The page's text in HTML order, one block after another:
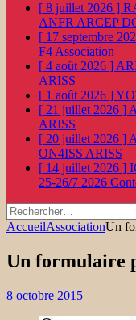
[ 8 juillet 2026 ]
ANFR ARCEP
[ 17 septembre
F4 Association
[ 4 août 2026 ]
ARISS
[ 1 août 2026 ]
[ 21 juillet 2026 ]
ARISS
[ 20 juillet 2026 ]
ON4ISS ARISS
[ 14 juillet 2026 ]
25-26/7 2026
Rechercher :
AccueilAssociationUn
Un formulaire
8 octobre 2015